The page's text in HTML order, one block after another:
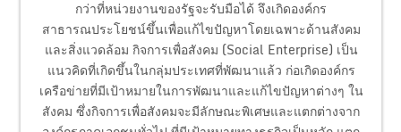
กว่าที่หน่วยงานของรัฐจะรับมือได้ จึงเกิดองค์กร
สาธารณประโยชน์ขึ้นเพื่อแก้ไขปัญหาโดยเฉพาะด้านสังคม
และสิ่งแวดล้อม กิจการเพื่อสังคม (Social Enterprise) เป็น
แนวคิดที่เกิดขึ้นในกลุ่มประเทศที่พัฒนาแล้ว ก่อเกิดองค์กร
เครือข่ายที่มีเป้าหมายในการพัฒนาและแก้ไขปัญหาต่างๆ ใน
สังคม ซึ่งกิจการเพื่อสังคมจะมีลักษณะพิเศษและแตกต่างจาก